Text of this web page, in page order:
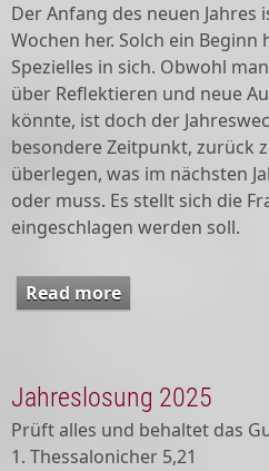
Der Anfang des neuen Jahres
Wochen her. Solch ein
Spezielles in sich. Obwohl
über Reflektieren und neue
könnte, ist doch der
besondere Zeitpunkt, zurück
überlegen, was im nächsten
oder muss. Es stellt sich die
eingeschlagen werden soll.
Read more
Jahreslosung 2025
Prüft alles und behaltet das
1. Thessalonicher 5,21